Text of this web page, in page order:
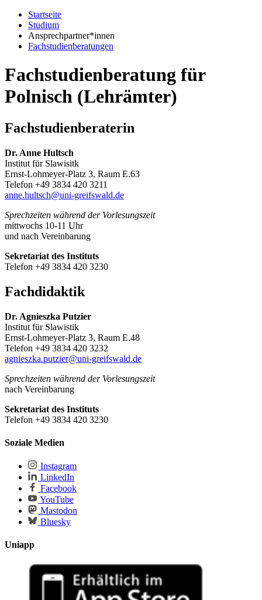
Startseite
Studium
Ansprechpartner*innen
Fachstudienberatungen
Fachstudienberatung für
Polnisch (Lehrämter)
Fachstudienberaterin
Dr. Anne Hultsch
Institut für Slawisitk
Ernst-Lohmeyer-Platz 3, Raum E.63
Telefon +49 3834 420 3211
anne.hultsch@uni-greifswald.de
Sprechzeiten während der Vorlesungszeit
mittwochs 10-11 Uhr
und nach Vereinbarung
Sekretariat des Instituts
Telefon +49 3834 420 3230
Fachdidaktik
Dr. Agnieszka Putzier
Institut für Slawistik
Ernst-Lohmeyer-Platz 3, Raum E.48
Telefon +49 3834 420 3232
agnieszka.putzier@uni-greifswald.de
Sprechzeiten während der Vorlesungszeit
nach Vereinbarung
Sekretariat des Instituts
Telefon +49 3834 420 3230
Soziale Medien
Instagram
LinkedIn
Facebook
YouTube
Mastodon
Bluesky
Uniapp